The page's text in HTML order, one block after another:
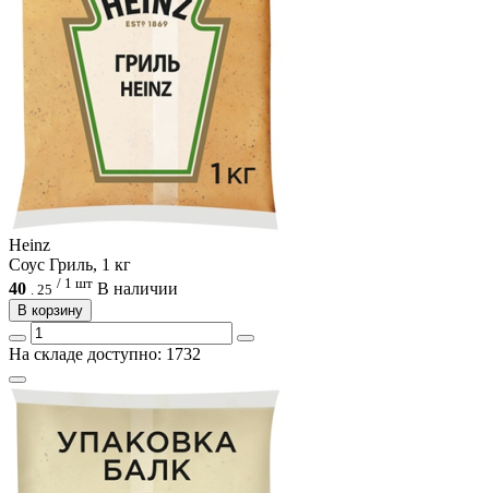
Heinz
Соус Гриль, 1 кг
40 . 25 / 1 шт В наличии
В корзину
На складе доступно: 1732